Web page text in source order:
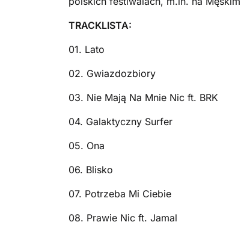
TRACKLISTA:
01. Lato
02. Gwiazdozbiory
03. Nie Mają Na Mnie Nic ft. BRK
04. Galaktyczny Surfer
05. Ona
06. Blisko
07. Potrzeba Mi Ciebie
08. Prawie Nic ft. Jamal